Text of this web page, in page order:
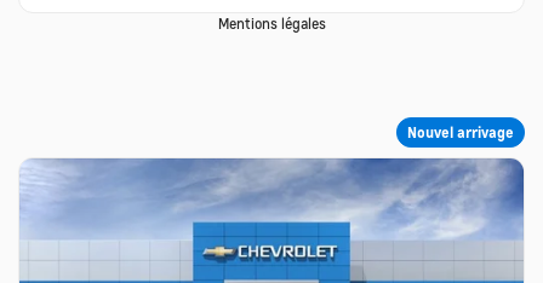
Mentions légales
Nouvel arrivage